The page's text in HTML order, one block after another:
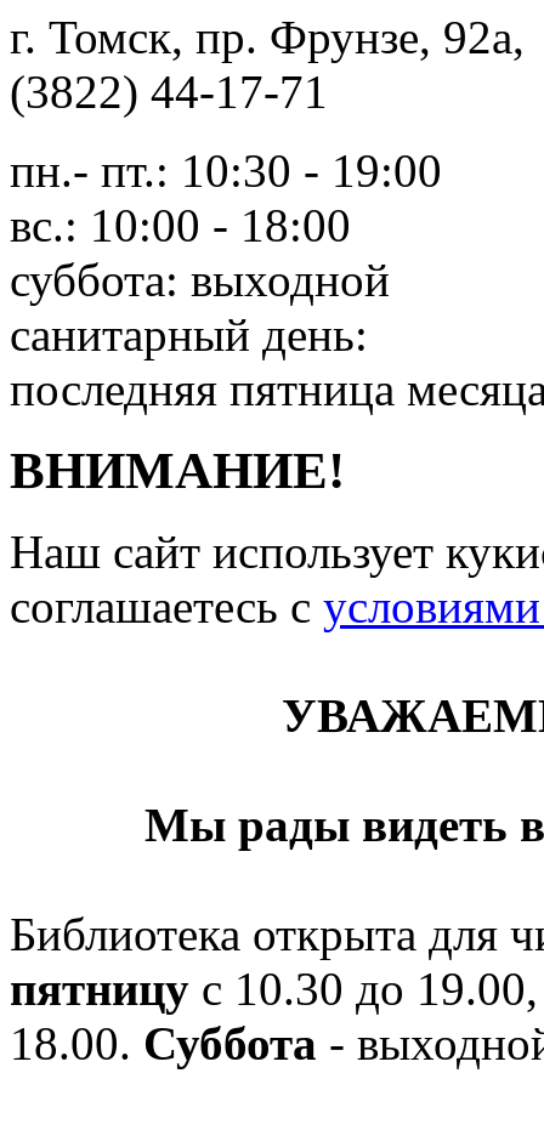
г. Томск, пр. Фрунзе,
(3822) 44-17-71
пн.- пт.: 10:30 - 19:00
вс.: 10:00 - 18:00
суббота: выходной
санитарный день:
последняя пятница
ВНИМАНИЕ!
Наш сайт использует
соглашаетесь c
Мы рады видеть
Библиотека открыта для
пятницу с 10.30 до
18.00. Суббота -